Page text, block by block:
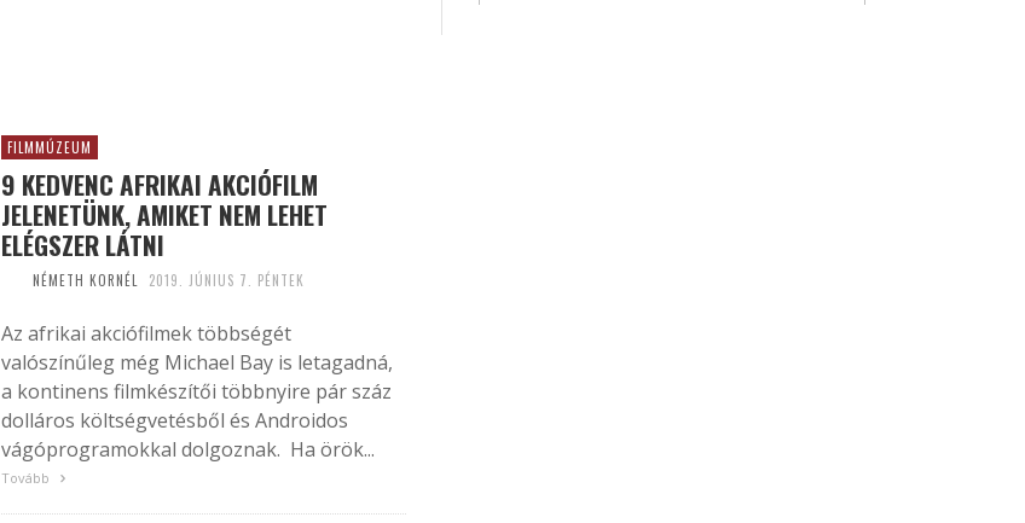
FILMMÚZEUM
9 KEDVENC AFRIKAI AKCIÓFILM
JELENETÜNK, AMIKET NEM LEHET
ELÉGSZER LÁTNI
NÉMETH KORNÉL 2019. JÚNIUS 7. PÉNTEK
Az afrikai akciófilmek többségét
valószínűleg még Michael Bay is letagadná,
a kontinens filmkészítői többnyire pár száz
dolláros költségvetésből és Androidos
vágóprogramokkal dolgoznak. Ha örök...
Tovább